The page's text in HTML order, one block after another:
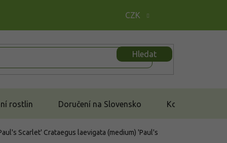
CZK
Hledat
rostlin Doručení na Slovensko Kontakt
Scarlet' Crataegus laevigata (medium) 'Paul's